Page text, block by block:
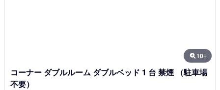
10+
コーナー ダブルルーム ダブルベッド 1 台 禁煙 （駐車場
不要）